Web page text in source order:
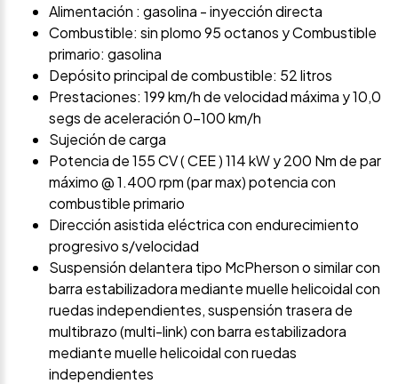
Alimentación : gasolina - inyección directa
Combustible: sin plomo 95 octanos y Combustible
primario: gasolina
Depósito principal de combustible: 52 litros
Prestaciones: 199 km/h de velocidad máxima y 10,0
segs de aceleración 0-100 km/h
Sujeción de carga
Potencia de 155 CV ( CEE ) 114 kW y 200 Nm de par
máximo @ 1.400 rpm (par max) potencia con
combustible primario
Dirección asistida eléctrica con endurecimiento
progresivo s/velocidad
Suspensión delantera tipo McPherson o similar con
barra estabilizadora mediante muelle helicoidal con
ruedas independientes, suspensión trasera de
multibrazo (multi-link) con barra estabilizadora
mediante muelle helicoidal con ruedas
independientes